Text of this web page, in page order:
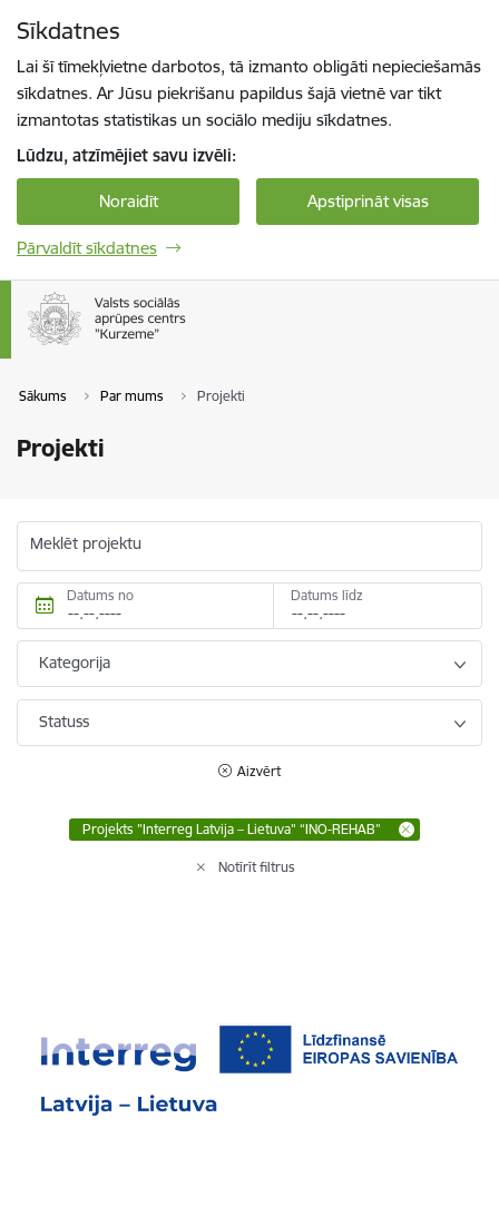
Sīkdatnes
Lai šī tīmekļvietne darbotos, tā izmanto obligāti nepieciešamās
sīkdatnes. Ar Jūsu piekrišanu papildus šajā vietnē var tikt
izmantotas statistikas un sociālo mediju sīkdatnes.
Lūdzu, atzīmējiet savu izvēli:
Noraidīt Apstiprināt visas
Pārvaldīt sīkdatnes
Sākums Par mums Projekti
Projekti
Meklēt projektu
Datums no Datums līdz
Kategorija
Statuss
Aizvērt
Projekts "Interreg Latvija – Lietuva" “INO-REHAB”
Notīrīt filtrus